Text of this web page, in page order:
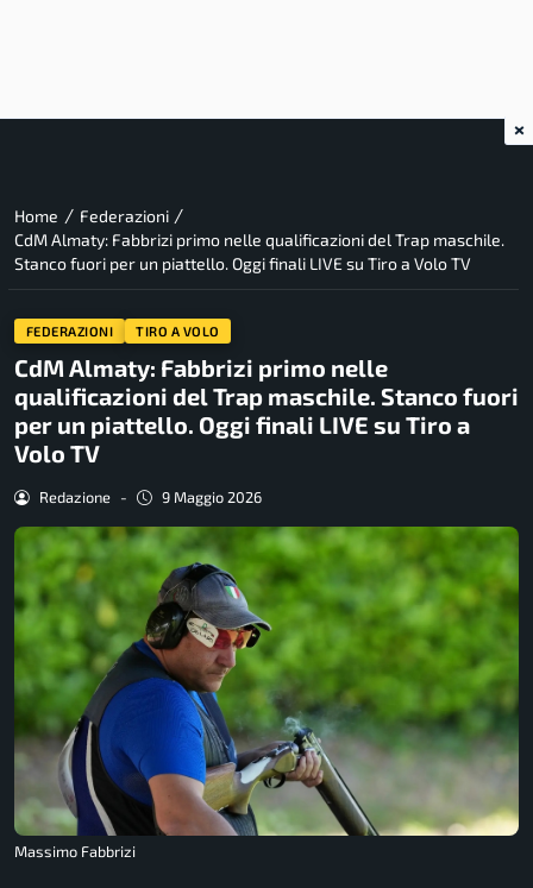
Home / Federazioni /
CdM Almaty: Fabbrizi primo nelle qualificazioni del Trap maschile.
Stanco fuori per un piattello. Oggi finali LIVE su Tiro a Volo TV
FEDERAZIONI TIRO A VOLO
CdM Almaty: Fabbrizi primo nelle
qualificazioni del Trap maschile. Stanco fuori
per un piattello. Oggi finali LIVE su Tiro a
Volo TV
Redazione - 9 Maggio 2026
Massimo Fabbrizi
×